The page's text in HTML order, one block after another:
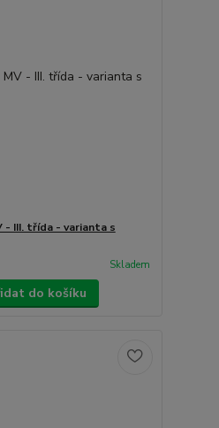
- III. třída - varianta s
Skladem
do košíku